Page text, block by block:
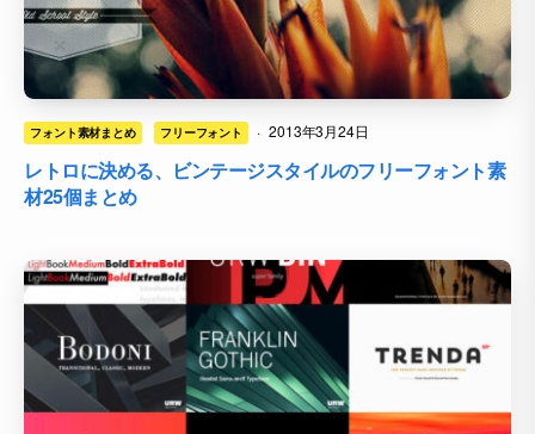
フォント素材まとめ フリーフォント · 2013年3月24日
レトロに決める、ビンテージスタイルのフリーフォント素
材25個まとめ